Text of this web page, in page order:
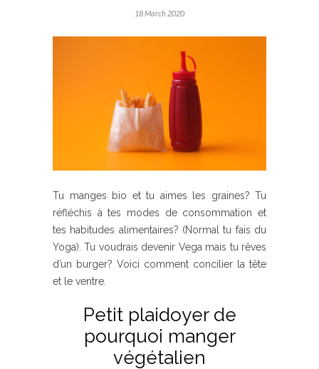
18 March 2020
Tu manges bio et tu aimes les graines? Tu
réfléchis à tes modes de consommation et
tes habitudes alimentaires? (Normal tu fais du
Yoga). Tu voudrais devenir Vega mais tu rêves
d’un burger? Voici comment concilier la tête
et le ventre.
Petit plaidoyer de
pourquoi manger
végétalien